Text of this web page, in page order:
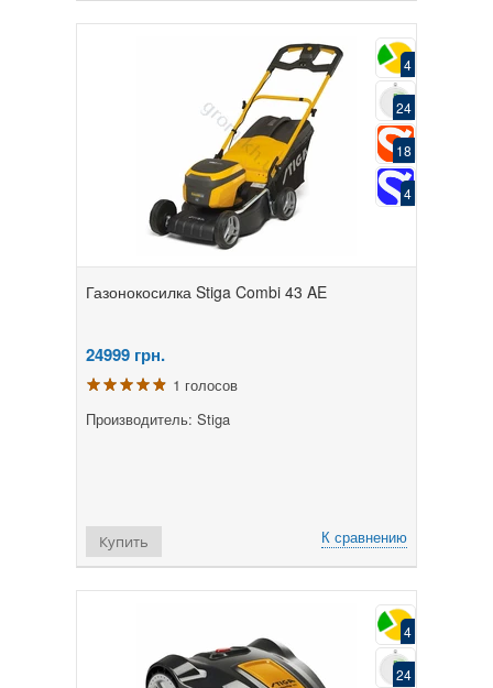
4
24
18
4
Газонокосилка Stiga Combi 43 AE
24999 грн.
1 голосов
Производитель: Stiga
К сравнению
Купить
4
24